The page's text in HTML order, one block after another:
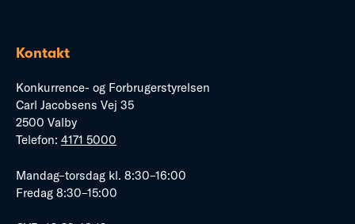
Kontakt
Konkurrence- og Forbrugerstyrelsen
Carl Jacobsens Vej 35
2500 Valby
Telefon: 4171 5000
Mandag–torsdag kl. 8:30–16:00
Fredag 8:30–15:00